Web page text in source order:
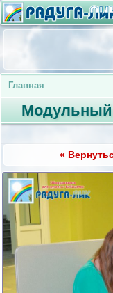
Главная
Модульный
«